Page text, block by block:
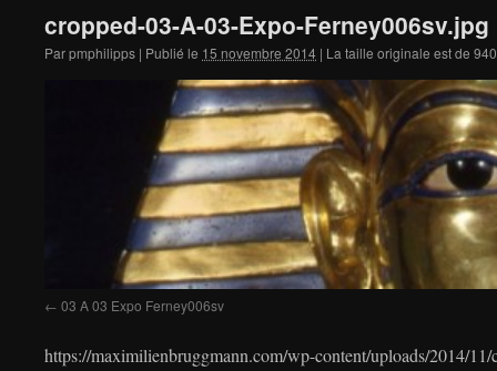
content
cropped-03-A-03-Expo-Ferney006sv.jpg
Parpmphilipps | Publié le 15 novembre 2014 | La taille originale est de
03 A 03 Expo Ferney006sv
https://maximilienbruggmann.com/wp-content/uploads/2014/